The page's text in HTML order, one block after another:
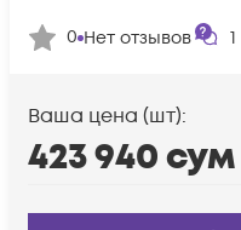
0 Нет отзывов 1
Ваша цена (шт):
423 940сум